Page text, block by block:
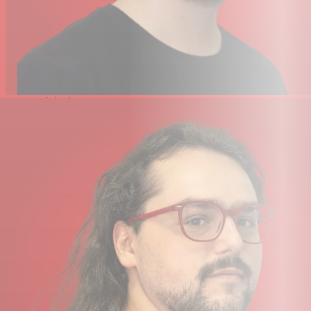
Effet de tonalité avec égalisation et dé-esseur
Enregistrement audio 24 bits / 48 kHz
2 sorties casque pour le monitoring
Accessibilité pour les personnes malvoyantes
4 h d'autonomie avec 4 piles AA ou alimentation USB-C
Caractéristiques
Enregistreur de
terrain
Nombre de canaux d'entrée
Taux d'échantillonnage maximal
48 kHz / 24 bits
Non
Nombre d'entrées microphone
2
Haut-parleur intégré
Non
Prise en charge des cartes
SD (1 To)
Stockage interne
Non